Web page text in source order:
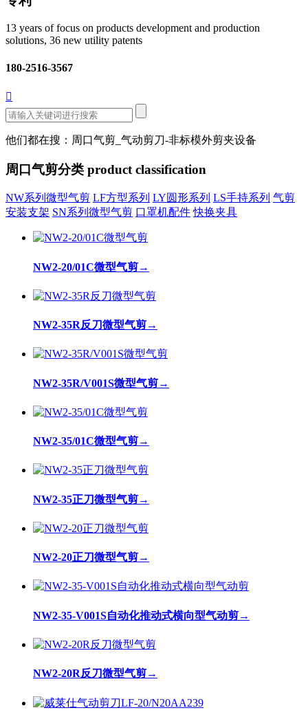
13 years of focus on products development and production
solutions, 36 new utility patents
180-2516-3567

他们都在搜：周口气剪_气动剪刀-非标模外剪夹设备
周口气剪分类 product classification
NW系列微型气剪 LF方型系列 LY圆形系列 LS手持系列 气剪
安装支架 SN系列微型气剪 口罩机配件 快换夹具
NW2-20/01C微型气剪→
NW2-35R反刀微型气剪→
NW2-35R/V001S微型气剪→
NW2-35/01C微型气剪→
NW2-35正刀微型气剪→
NW2-20正刀微型气剪→
NW2-35-V001S自动化推动式横向型气动剪→
NW2-20R反刀微型气剪→